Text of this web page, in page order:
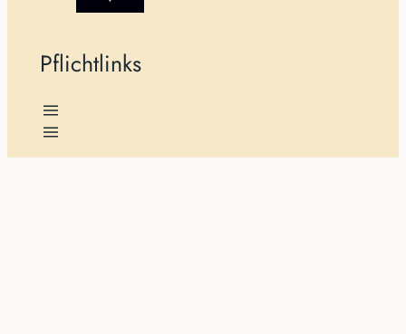
Pflichtlinks